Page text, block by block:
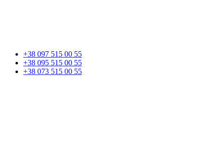
+38 097 515 00 55
+38 095 515 00 55
+38 073 515 00 55